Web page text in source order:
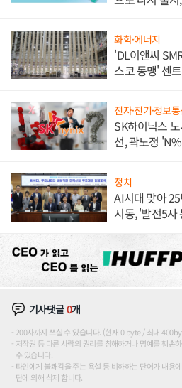
화학·에너지
'DL이앤씨
스코 동맹' 센
전자·전기·정보통
SK하이닉스
선, 곽노정
정치
AI시대 맞아
시동, '발전5사
기사댓글0개
200자까지 쓰실 수 있습니다. (현재 0 byte / 최대
저작권 등 다른 사람의 권리를 침해하거나 명예를 훼손
수 있습니다.
타인에게 불쾌감을 주는 욕설 등 비하하는 단어가 내용
단에 의해 삭제 합니다.